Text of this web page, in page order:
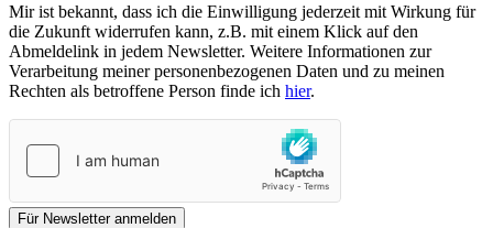
Mir ist bekannt, dass ich die Einwilligung jederzeit mit Wirkung für
die Zukunft widerrufen kann, z.B. mit einem Klick auf den
Abmeldelink in jedem Newsletter. Weitere Informationen zur
Verarbeitung meiner personenbezogenen Daten und zu meinen
Rechten als betroffene Person finde ich hier.
Für Newsletter anmelden